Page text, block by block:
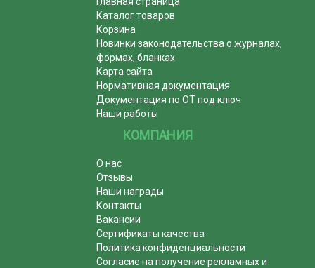
Каталог товаров
Корзина
Новинки законодательства о журналах,
формах, бланках
Карта сайта
Нормативная документация
Документация по ОТ под ключ
Наши работы
КОМПАНИЯ
О нас
Отзывы
Наши награды
Контакты
Вакансии
Сертификаты качества
Политика конфиденциальности
Согласие на получение рекламных и